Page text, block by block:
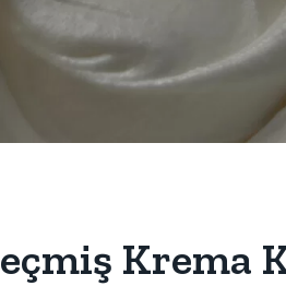
Krema